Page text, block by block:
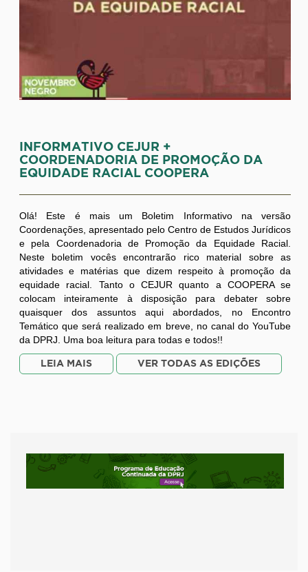
INFORMATIVO CEJUR +
COORDENADORIA DE PROMOÇÃO DA
EQUIDADE RACIAL COOPERA
Olá! Este é mais um Boletim Informativo na versão
Coordenações, apresentado pelo Centro de Estudos Jurídicos
e pela Coordenadoria de Promoção da Equidade Racial.
Neste boletim vocês encontrarão rico material sobre as
atividades e matérias que dizem respeito à promoção da
equidade racial. Tanto o CEJUR quanto a COOPERA se
colocam inteiramente à disposição para debater sobre
quaisquer dos assuntos aqui abordados, no Encontro
Temático que será realizado em breve, no canal do YouTube
da DPRJ. Uma boa leitura para todas e todos!!
LEIA MAIS VER TODAS AS EDIÇÕES